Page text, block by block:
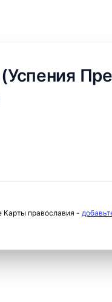
Карты православия -